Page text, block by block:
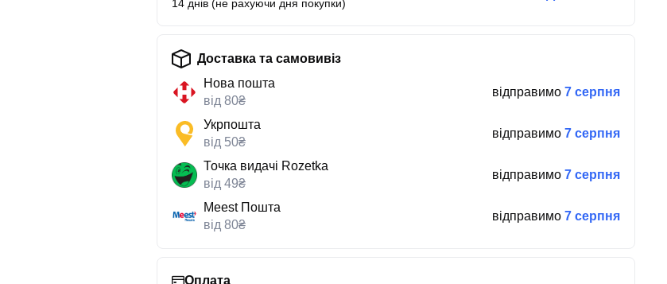
14 днів (не рахуючи дня покупки)
Доставка та самовивіз
Нова пошта
від 80₴
відправимо 7 серпня
Укрпошта
від 50₴
відправимо 7 серпня
Точка видачі Rozetka
від 49₴
відправимо 7 серпня
Meest Пошта
від 80₴
відправимо 7 серпня
Оплата